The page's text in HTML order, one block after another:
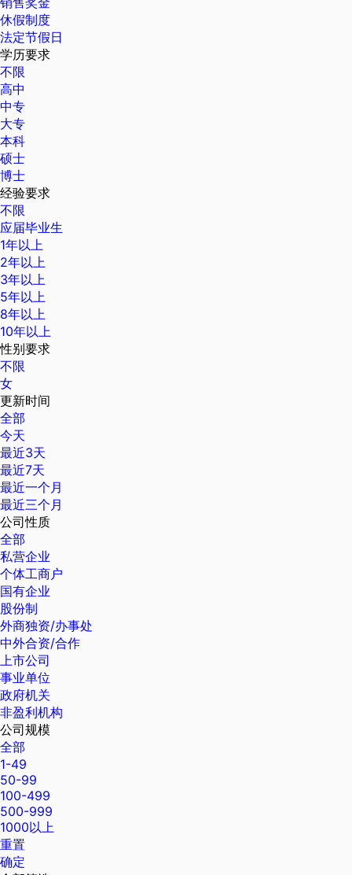
休假制度
法定节假日
学历要求
不限
高中
中专
大专
本科
硕士
博士
经验要求
不限
应届毕业生
1年以上
2年以上
3年以上
5年以上
8年以上
10年以上
性别要求
不限
女
更新时间
全部
今天
最近3天
最近7天
最近一个月
最近三个月
公司性质
全部
私营企业
个体工商户
国有企业
股份制
外商独资/办事处
中外合资/合作
上市公司
事业单位
政府机关
非盈利机构
公司规模
全部
1-49
50-99
100-499
500-999
1000以上
重置
确定